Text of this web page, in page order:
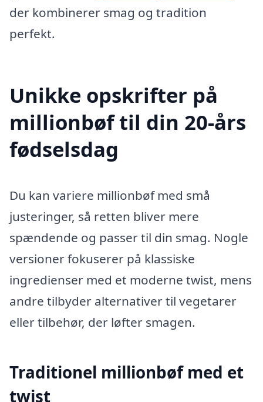
der kombinerer smag og tradition
perfekt.
Unikke opskrifter på
millionbøf til din 20-års
fødselsdag
Du kan variere millionbøf med små
justeringer, så retten bliver mere
spændende og passer til din smag. Nogle
versioner fokuserer på klassiske
ingredienser med et moderne twist, mens
andre tilbyder alternativer til vegetarer
eller tilbehør, der løfter smagen.
Traditionel millionbøf med et
twist